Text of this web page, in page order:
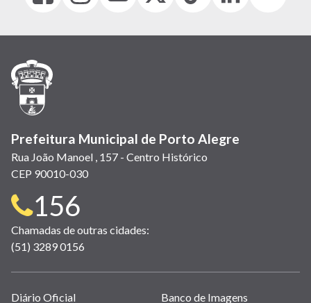
em
janela)
em
em
(link
em
em
em
Prefeitura Municipal de Porto Alegre
Rua João Manoel , 157 - Centro Histórico
CEP 90010-030
Telefone
para
contato:
156
Chamadas de outras cidades:
(51) 3289 0156
Links
Diário Oficial Banco de Imagens